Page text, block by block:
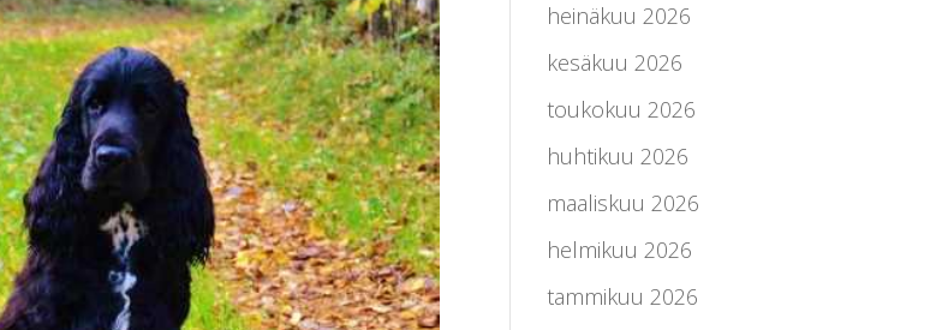
heinäkuu 2026
kesäkuu 2026
toukokuu 2026
huhtikuu 2026
maaliskuu 2026
helmikuu 2026
tammikuu 2026